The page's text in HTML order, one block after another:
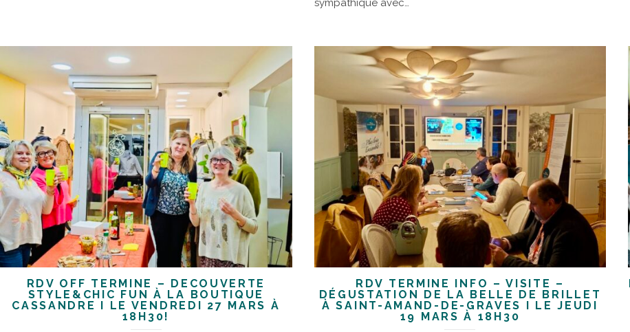
sympathique avec…
RDV OFF TERMINÉ – DÉCOUVERTE
STYLE&CHIC FUN À LA BOUTIQUE
CASSANDRE I LE VENDREDI 27 MARS À
18H30!
RDV TERMINÉ INFO – VISITE –
DÉGUSTATION DE LA BELLE DE BRILLET
À SAINT-AMAND-DE-GRAVES I LE JEUDI
19 MARS À 18H30